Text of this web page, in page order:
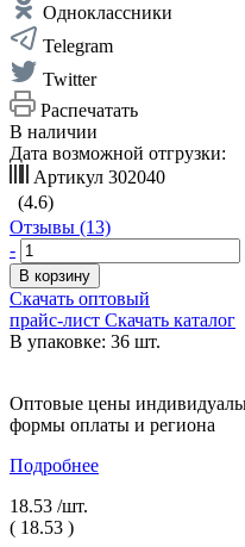
Одноклассники
Telegram
Twitter
Распечатать
В наличии
Дата возможной отгрузки:
Артикул 302040
(4.6)
Отзывы (13)
-
В корзину
Скачать оптовый
прайс-лист Скачать каталог
В упаковке: 36 шт.
Оптовые цены
формы оплаты и региона
Подробнее
18.53 /шт.
( 18.53 )